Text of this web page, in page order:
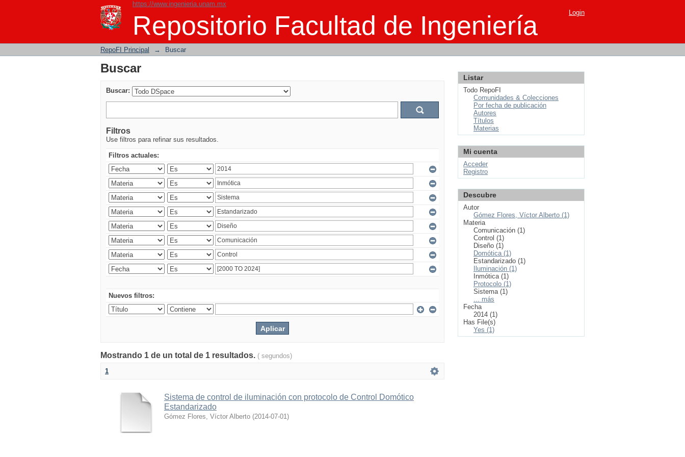
https://www.ingenieria.unam.mx
Repositorio Facultad de Ingeniería
Buscar Login
RepoFI Principal → Buscar
Buscar
Buscar:
Filtros
Use filtros para refinar sus resultados.
Filtros actuales:
Nuevos filtros:
Mostrando 1 de un total de 1 resultados. ( segundos)
1
Sistema de control de iluminación con protocolo de Control Domótico
Estandarizado
Gómez Flores, Víctor Alberto (2014-07-01)
Listar
Todo RepoFI
Comunidades & Colecciones
Por fecha de publicación
Autores
Títulos
Materias
Mi cuenta
Acceder
Registro
Descubre
Autor
Gómez Flores, Víctor Alberto (1)
Materia
Comunicación (1)
Control (1)
Diseño (1)
Domótica (1)
Estandarizado (1)
Iluminación (1)
Inmótica (1)
Protocolo (1)
Sistema (1)
... más
Fecha
2014 (1)
Has File(s)
Yes (1)